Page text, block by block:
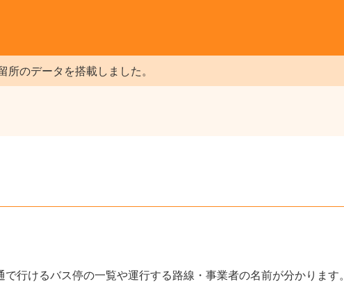
のデータを搭載しました。
行けるバス停の一覧や運行する路線・事業者の名前が分かります。